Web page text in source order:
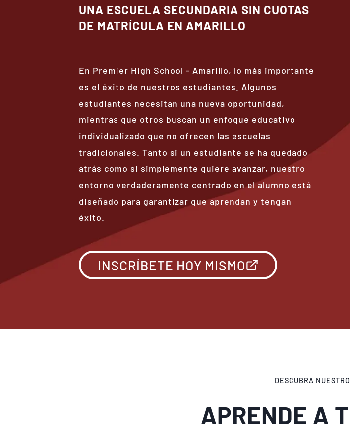
UNA ESCUELA SECUNDARIA SIN CUOTAS
DE MATRÍCULA EN AMARILLO
En Premier High School - Amarillo, lo más importante
es el éxito de nuestros estudiantes. Algunos
estudiantes necesitan una nueva oportunidad,
mientras que otros buscan un enfoque educativo
individualizado que no ofrecen las escuelas
tradicionales. Tanto si un estudiante se ha quedado
atrás como si simplemente quiere avanzar, nuestro
entorno verdaderamente centrado en el alumno está
diseñado para garantizar que aprendan y tengan
éxito.
INSCRÍBETE HOY MISMO
DESCUBRA
APRENDE A